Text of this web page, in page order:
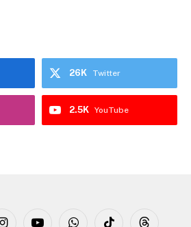
Twitter
26K
YouTube
2.5K